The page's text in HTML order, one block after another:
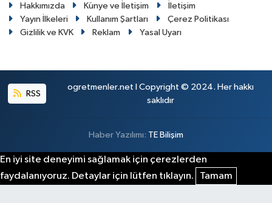
Hakkımızda Künye ve İletişim
İletişim
Yayın İlkeleri
Kullanım Şartları
Çerez Politikası
Gizlilik ve KVK
Reklam Yasal Uyarı
RSS
ogretmenler.net I Copyright © 2024. Her hakkı
saklıdır
Haber Yazılımı: TE Bilişim
En iyi site deneyimi sağlamak için çerezlerden
faydalanıyoruz. Detaylar için lütfen tıklayın.
Tamam